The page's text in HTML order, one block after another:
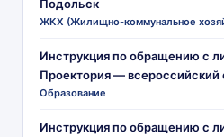
Подольск
ЖКХ (Жилищно-коммунальное
Инструкция по обращению с
Проектория — всероссийский
Образование
Инструкция по обращению с